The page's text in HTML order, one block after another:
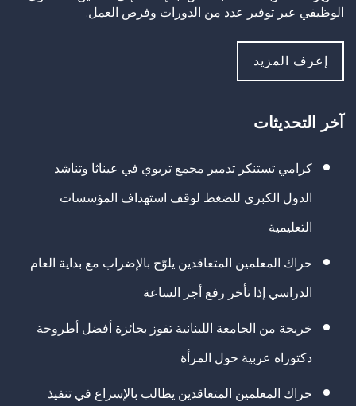
الوظيفي عبر توفير عدد من الدورات وفرص العمل.
إعرف المزيد
آخر التحديثات
كرامي تستنكر تدمير مجمع تربوي في عيناثا وتناشد
الدول الكبرى للضغط لوقف استهداف المؤسسات
التعليمية
حراك المعلمين المتعاقدين يلوّح بالإضراب مع بداية العام
الدراسي إذا تأخر رفع أجر الساعة
خريجة من الجامعة اللبنانية تفوز بجائزة أفضل أطروحة
دكتوراه عربية حول المرأة
حراك المعلمين المتعاقدين يطالب بالإسراع في تنفيذ